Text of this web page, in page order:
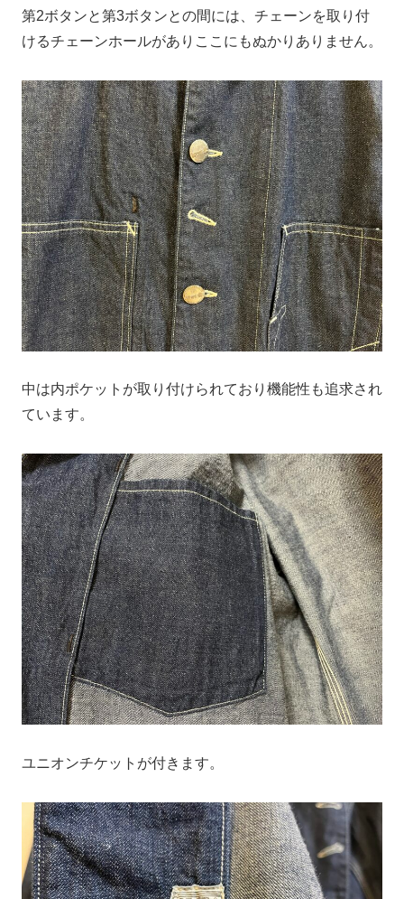
第2ボタンと第3ボタンとの間には、チェーンを取り付
けるチェーンホールがありここにもぬかりありません。
中は内ポケットが取り付けられており機能性も追求され
ています。
ユニオンチケットが付きます。